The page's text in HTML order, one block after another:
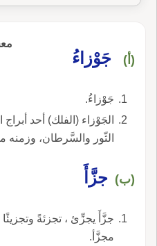
(أ) جَوْزاءُ
جَوْزاءُ.
الجَوْزاء (الفلك) أحد أبراج
(ب) جزَّأَ
جزَّأَ يجزِّئ ، تجزئةً
مجزَّأ.